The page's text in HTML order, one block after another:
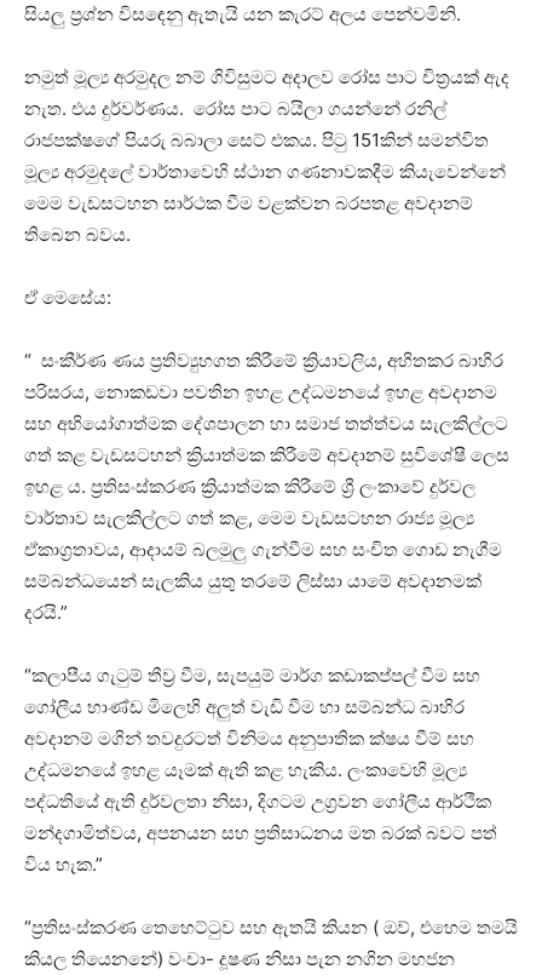
සියලු ප්‍රශ්න විසඳෙනු ඇතැයි යන කැරට් අලය පෙන්වමිනි.
නමුත් මූල්‍ය අරමුදල නම් ගිවිසුමට අදාලව රෝස පාට චිත්‍රයක් ඇද
නැත. එය දුර්වර්ණය. රෝස පාට බයිලා ගයන්නේ රනිල්
රාජපක්ෂගේ පියරු බබාලා සෙට් එකය. පිටු 151කින් සමන්විත
මූල්‍ය අරමුදලේ වාර්තාවෙහි ස්ථාන ගණනාවකදීම කියැවෙන්නේ
මෙම වැඩසටහන සාර්ථක වීම වළක්වන බරපතළ අවදානම්
තිබෙන බවය.
ඒ මෙසේය:
“ සංකීර්ණ ණය ප්‍රතිව්‍යුහගත කිරීමේ ක්‍රියාවලිය, අහිතකර බාහිර
පරිසරය, නොකඩවා පවතින ඉහළ උද්ධමනයේ ඉහළ අවදානම
සහ අභියෝගාත්මක දේශපාලන හා සමාජ තත්ත්වය සැලකිල්ලට
ගත් කළ වැඩසටහන් ක්‍රියාත්මක කිරීමේ අවදානම් සුවිශේෂී ලෙස
ඉහළ ය. ප්‍රතිසංස්කරණ ක්‍රියාත්මක කිරීමේ ශ්‍රී ලංකාවේ දුර්වල
වාර්තාව සැලකිල්ලට ගත් කළ, මෙම වැඩසටහන රාජ්‍ය මූල්‍ය
ඒකාග්‍රතාවය, ආදායම් බලමුලු ගැන්වීම සහ සංචිත ගොඩ නැගීම
සම්බන්ධයෙන් සැලකිය යුතු තරමේ ලිස්සා යාමේ අවදානමක්
දරයි.”
“කලාපීය ගැටුම් තීව්‍ර වීම, සැපයුම් මාර්ග කඩාකප්පල් වීම සහ
ගෝලීය භාණ්ඩ මිලෙහි අලුත් වැඩි වීම හා සම්බන්ධ බාහිර
අවදානම් මගින් තවදුරටත් විනිමය අනුපාතික ක්ෂය වීම් සහ
උද්ධමනයේ ඉහළ යෑමක් ඇති කළ හැකිය. ලංකාවෙහි මූල්‍ය
පද්ධතියේ ඇති දුර්වලතා නිසා, දිගටම උග්‍රවන ගෝලීය ආර්ථික
මන්දගාමිත්වය, අපනයන සහ ප්‍රතිසාධනය මත බරක් බවට පත්
විය හැක.”
“ප්‍රතිසංස්කරණ තෙහෙට්ටුව සහ ඇතයි කියන ( ඔව්, එහෙම තමයි
කියල තියෙනනේ) වංචා- දූෂණ නිසා පැන නගින මහජන